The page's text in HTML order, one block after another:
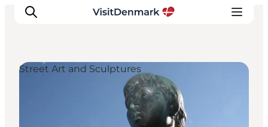
Street Art and Sculptures